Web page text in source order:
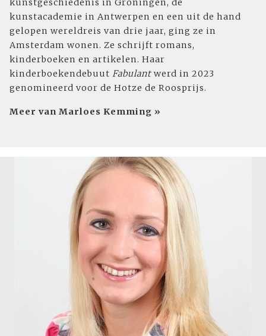
kunstgeschiedenis in Groningen, de
kunstacademie in Antwerpen en een uit de hand
gelopen wereldreis van drie jaar, ging ze in
Amsterdam wonen. Ze schrijft romans,
kinderboeken en artikelen. Haar
kinderboekendebuut Fabulant werd in 2023
genomineerd voor de Hotze de Roosprijs.
Meer van Marloes Kemming »